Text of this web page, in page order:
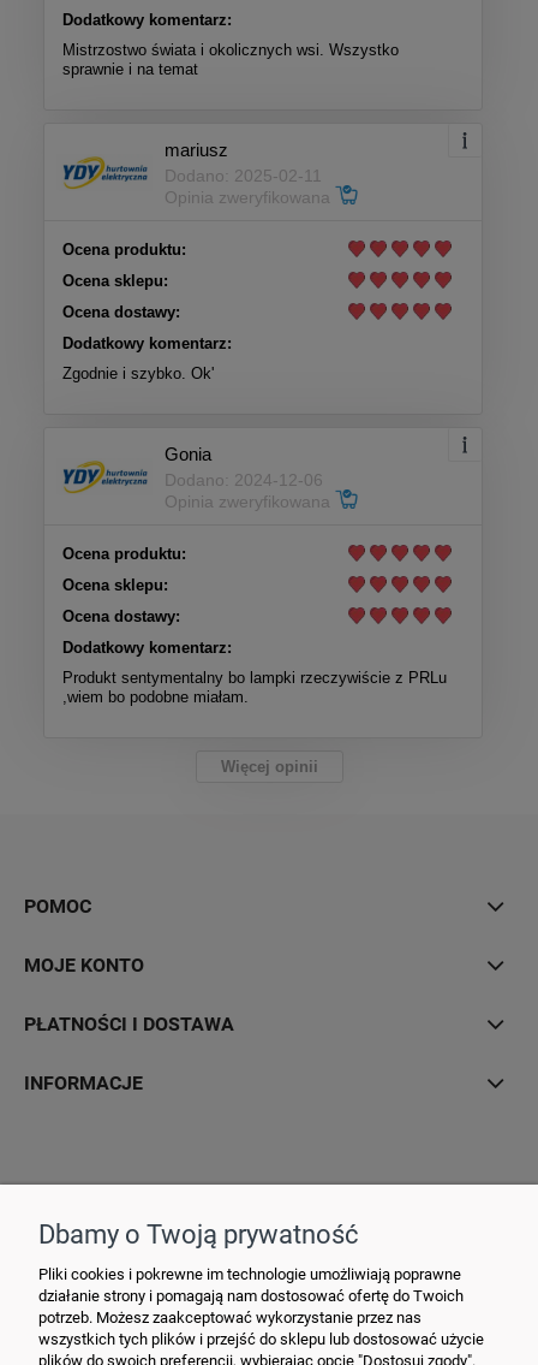
Dodatkowy komentarz:
Mistrzostwo świata i okolicznych wsi. Wszystko
sprawnie i na temat
mariusz
Dodano: 2025-02-11
Opinia zweryfikowana
Ocena produktu:
Ocena sklepu:
Ocena dostawy:
Dodatkowy komentarz:
Zgodnie i szybko. Ok'
Gonia
Dodano: 2024-12-06
Opinia zweryfikowana
Ocena produktu:
Ocena sklepu:
Ocena dostawy:
Dodatkowy komentarz:
Produkt sentymentalny bo lampki rzeczywiście z PRLu
,wiem bo podobne miałam.
Więcej opinii
POMOC
MOJE KONTO
PŁATNOŚCI I DOSTAWA
INFORMACJE
+48790635548• MAIL: ydypl
Dbamy o Twoją prywatność
Pliki cookies i pokrewne im technologie umożliwiają poprawne
działanie strony i pomagają nam dostosować ofertę do Twoich
potrzeb. Możesz zaakceptować wykorzystanie przez nas
wszystkich tych plików i przejść do sklepu lub dostosować użycie
plików do swoich preferencji, wybierając opcję "Dostosuj zgody".